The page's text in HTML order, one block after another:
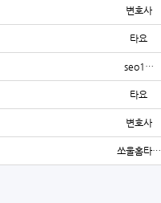
변호사
타요
seo1…
타요
변호사
쏘울홈타…